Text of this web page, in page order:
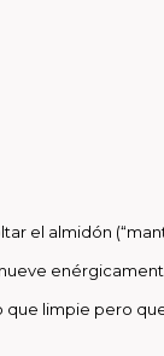
almidón
limpie pero